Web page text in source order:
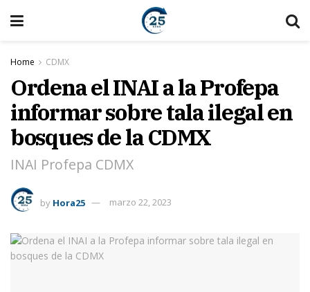
Home CDMX
Ordena el INAI a la Profepa
informar sobre tala ilegal en
bosques de la CDMX
INAI Profepa CDMX
by Hora25 marzo 22, 2023